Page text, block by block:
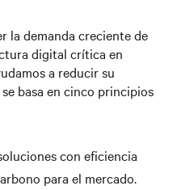
la demanda creciente de
digital crítica en
a reducir su
basa en cinco principios
con eficiencia
para el mercado.